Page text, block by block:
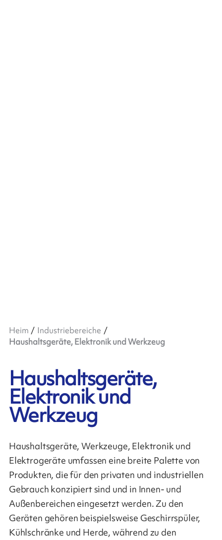
Heim
Industriebereiche
Haushaltsgeräte, Elektronik und Werkzeug
Haushaltsgeräte,
Elektronik und
Werkzeug
Haushaltsgeräte, Werkzeuge, Elektronik und
Elektrogeräte umfassen eine breite Palette von
Produkten, die für den privaten und industriellen
Gebrauch konzipiert sind und in Innen- und
Außenbereichen eingesetzt werden. Zu den
Geräten gehören beispielsweise Geschirrspüler,
Kühlschränke und Herde, während zu den